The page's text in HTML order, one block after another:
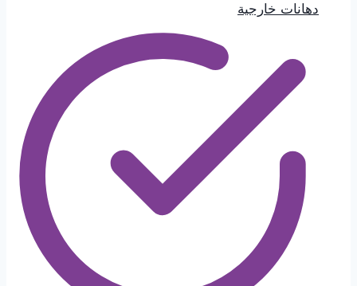
دهانات خارجية